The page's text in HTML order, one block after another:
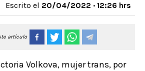
Escrito el 20/04/2022 · 12:26 hrs
artículo
Volkova, mujer trans, por